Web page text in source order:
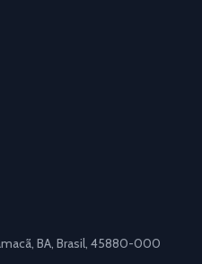
BA, Brasil, 45880-000